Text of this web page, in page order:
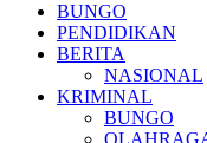
BUNGO
PENDIDIKAN
BERITA
NASIONAL
KRIMINAL
BUNGO